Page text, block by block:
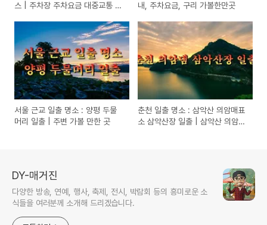
스 | 주차장 주차요금 대중교통 안
내, 주차요금, 구리 가볼한만곳
서울 근교 일출 명소 : 양평 두물
머리 일출 | 주변 가볼 만한 곳
춘천 일출 명소 : 삼악산 의암매표
소 삼악산장 일출 | 삼악산 의암매
DY-매거진
다양한 방송, 연예, 행사, 축제, 전시, 박람회 등의 흥미로운 소
식들을 여러분께 소개해 드리겠습니다.